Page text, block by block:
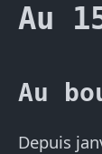
Au
Au
Depuis